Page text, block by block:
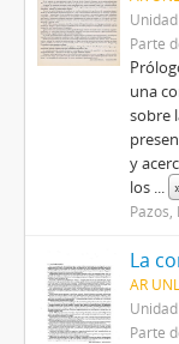
Parte
una
sobre
y
los ...
Pazos,
AR
Parte